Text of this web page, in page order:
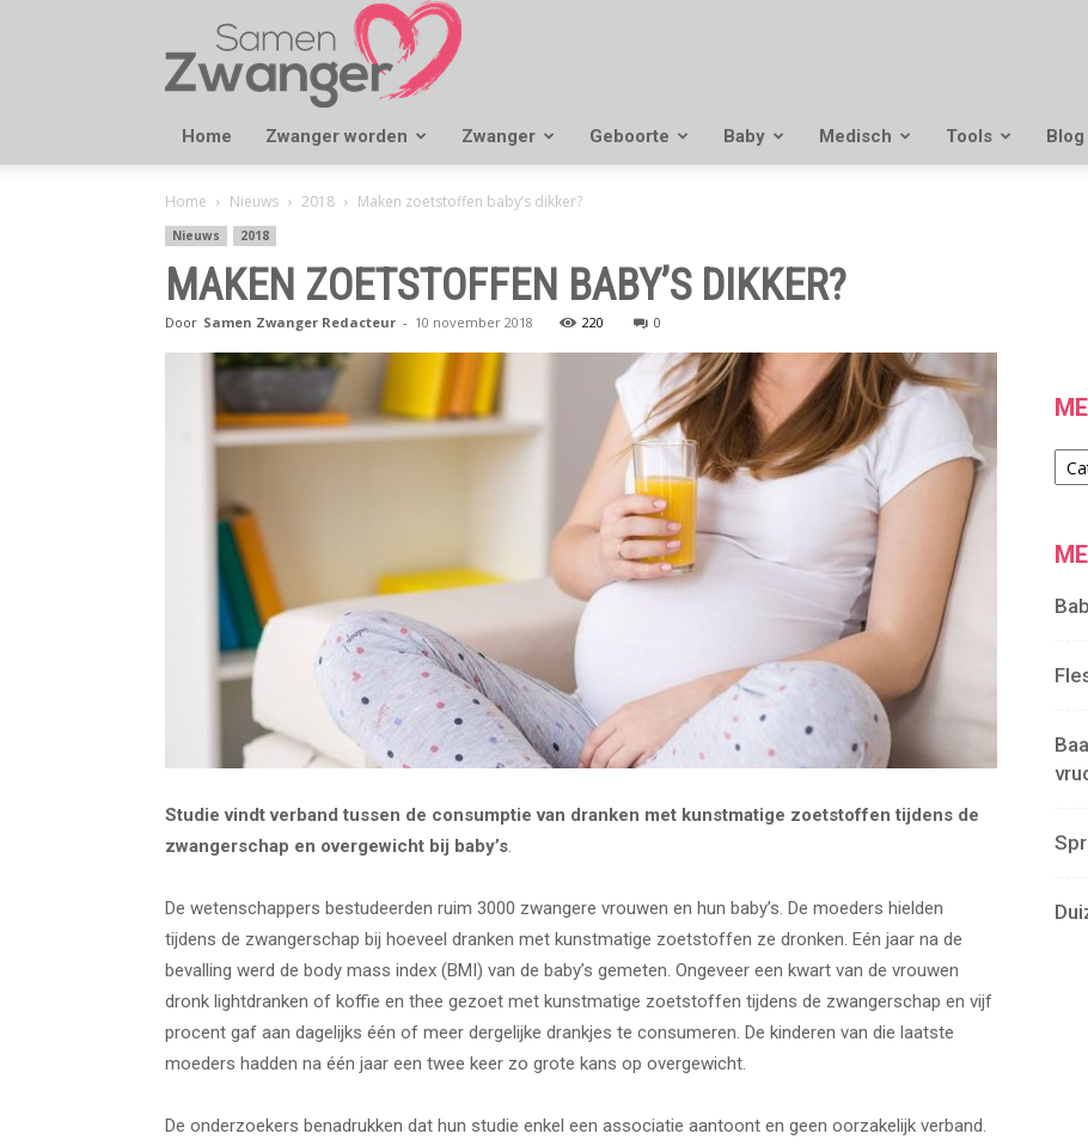
Samen
Zwanger
Home Zwanger worden Zwanger Geboorte Baby Medisch Tools Blog
Home Nieuws 2018 Maken zoetstoffen baby’s dikker?
Nieuws 2018
MAKEN ZOETSTOFFEN BABY’S DIKKER?
Door Samen Zwanger Redacteur - 10 november 2018 220 0
Studie vindt verband tussen de consumptie van dranken met kunstmatige zoetstoffen tijdens de
zwangerschap en overgewicht bij baby’s.
De wetenschappers bestudeerden ruim 3000 zwangere vrouwen en hun baby’s. De moeders hielden
tijdens de zwangerschap bij hoeveel dranken met kunstmatige zoetstoffen ze dronken. Eén jaar na de
bevalling werd de body mass index (BMI) van de baby’s gemeten. Ongeveer een kwart van de vrouwen
dronk lightdranken of koffie en thee gezoet met kunstmatige zoetstoffen tijdens de zwangerschap en vijf
procent gaf aan dagelijks één of meer dergelijke drankjes te consumeren. De kinderen van die laatste
moeders hadden na één jaar een twee keer zo grote kans op overgewicht.
De onderzoekers benadrukken dat hun studie enkel een associatie aantoont en geen oorzakelijk verband.